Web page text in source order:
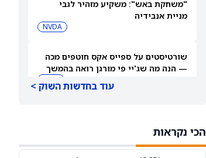
"משחקת באש": משקיע מזהיר לגבי
מניית אנבידיה
NVDA
שורטיסטים על ספייס אקס חוטפים מכה
— הנה מה שג'יי פי מורגן רואה בהמשך
הבא… אבל המותג Cursor עלול להיעלם
עוד בחדשות השוק >
הכי נקראות